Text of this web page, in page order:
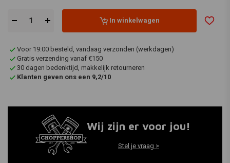
In winkelwagen
Voor 19:00 besteld, vandaag verzonden (werkdagen)
Gratis verzending vanaf €150
30 dagen bedenktijd, makkelijk retourneren
Klanten geven ons een 9,2/10
Wij zijn er voor jou!
Stel je vraag >